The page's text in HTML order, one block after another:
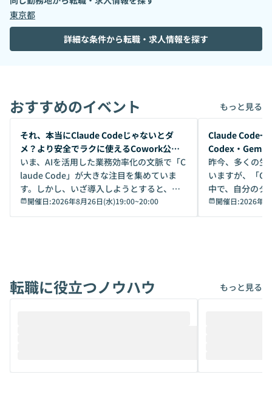
東京都
詳細な条件から転職・求人情報を探す
おすすめのイベント もっと見る
開催前
それ、本当にClaude Codeじゃないとダ
メ？より安全でラクに使えるCowork公開
デモ
いま、AIを活用した業務効率化の文脈で「C
laude Code」が大きな注目を集めていま
す。しかし、いざ導入しようとすると、セ
キュリティ面の懸念や権限管理のハードル
から、気軽に使えないケースも多いのでは
けでなく、想像以上の範囲まで自動化でき
ることは、まだあまり知られていません。
メルカリでの判断基準をもとに「なぜClau
開催日:2026年8月26日(水)19:00~20:00
開催前
Claude Code一
Codex・
昨今、多くの生
いますが、「
中で、自分のタ
いいのか」を自
か？ 「なんとなく誰かが良いと言っていた
は、評判では
ているAIを選ぶこ
それぞれの本当
開催日:2026年8
転職に役立つノウハウ もっと見る